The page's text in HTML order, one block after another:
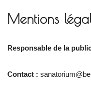
Mentions
Responsable de la
Contact :